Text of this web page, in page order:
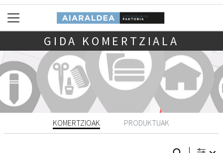
GIDA KOMERTZIALA
KOMERTZIOAK PRODUKTUAK